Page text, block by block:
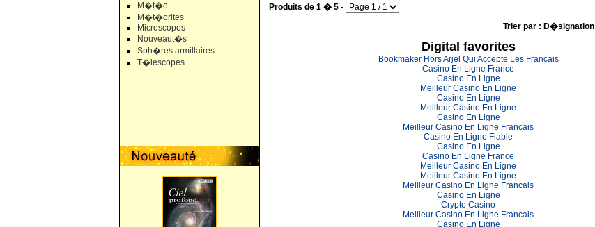
M�t�o
M�t�orites
Microscopes
Nouveaut�s
Sph�res armillaires
T�lescopes
Produits de 1 � 5 -
Trier par : D�signation
Digital favorites
Bookmaker Hors Arjel Qui Accepte Les Francais
Casino En Ligne France
Casino En Ligne
Meilleur Casino En Ligne
Casino En Ligne
Meilleur Casino En Ligne
Casino En Ligne
Meilleur Casino En Ligne Francais
Casino En Ligne Fiable
Casino En Ligne
Casino En Ligne France
Meilleur Casino En Ligne
Meilleur Casino En Ligne
Meilleur Casino En Ligne Francais
Casino En Ligne
Crypto Casino
Meilleur Casino En Ligne Francais
Casino En Ligne